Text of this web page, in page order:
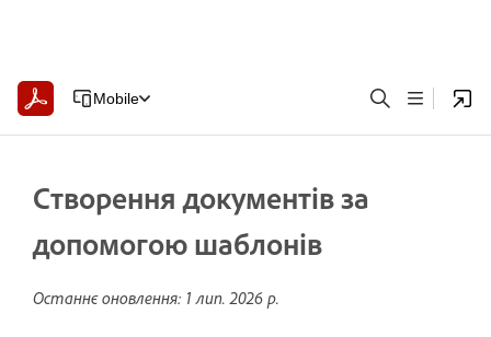
Mobile
Створення документів за
допомогою шаблонів
Останнє оновлення: 1 лип. 2026 р.